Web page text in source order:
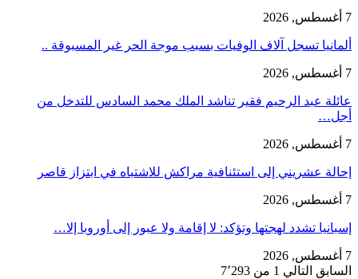
7 أغسطس, 2026
ألمانيا تسجل آلاف الوفيات بسبب موجة الحر غير المسبوقة ..
7 أغسطس, 2026
عائلة عبد الرحيم فقير تناشد الملك محمد السادس للتدخل من
أجل…
7 أغسطس, 2026
إحالة عشريني إلى استئنافية مراكش للاشتباه في ابتزاز قاصر
7 أغسطس, 2026
إسبانيا تشدد لهجتها وتؤكد: لا إقامة ولا عبور إلى أوروبا إلا…
7 أغسطس, 2026
السابق التالي 1 من 7٬293